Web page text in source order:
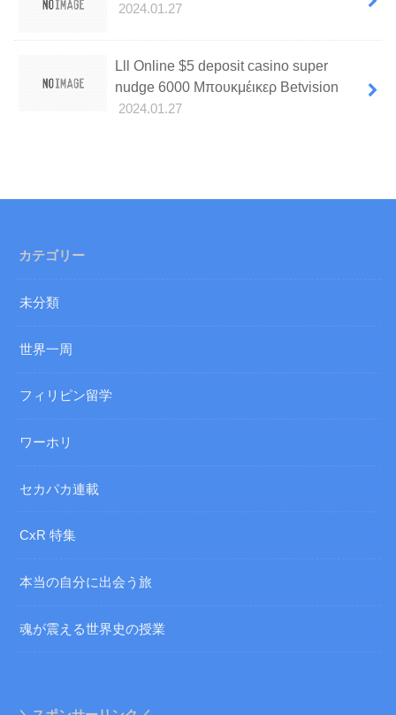
2024.01.27
Lll Online $5 deposit casino super
nudge 6000 Μπουκμέικερ Betvision
2024.01.27
カテゴリー
未分類
世界一周
フィリピン留学
ワーホリ
セカパカ連載
CxR 特集
本当の自分に出会う旅
魂が震える世界史の授業